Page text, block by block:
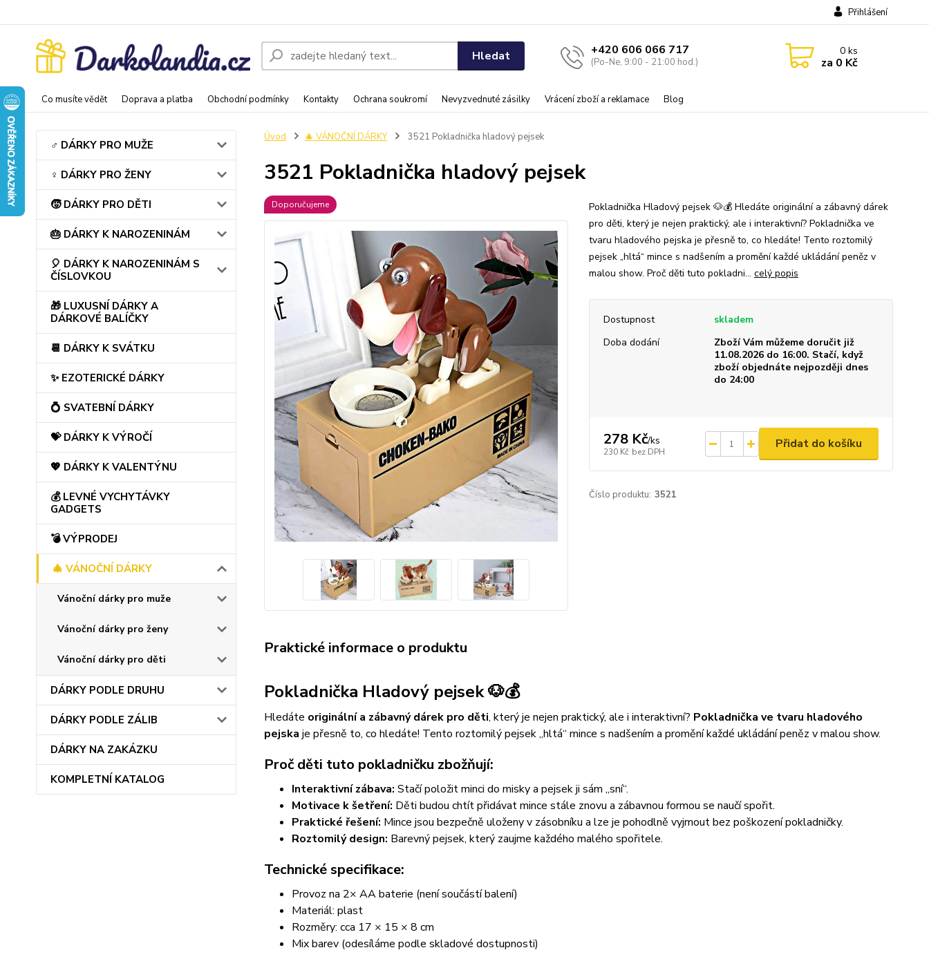
Co musíte vědět Doprava a platba Obchodní podmínky Kontakty Ochrana soukromí Nevyzvednuté zásilky Vrácení zboží a reklamace Blog
Přihlášení
Hledat +420 606 066 717
(Po-Ne, 9:00 - 21:00 hod.)
0ks
za 0 Kč
♂️ DÁRKY PRO MUŽE
♀️ DÁRKY PRO ŽENY
🧒 DÁRKY PRO DĚTI
🎂 DÁRKY K NAROZENINÁM
🎈 DÁRKY K NAROZENINÁM S
ČÍSLOVKOU
🎁 LUXUSNÍ DÁRKY A
DÁRKOVÉ BALÍČKY
📆 DÁRKY K SVÁTKU
✨ EZOTERICKÉ DÁRKY
💍 SVATEBNÍ DÁRKY
💝 DÁRKY K VÝROČÍ
💖 DÁRKY K VALENTÝNU
💰 LEVNÉ VYCHYTÁVKY
GADGETS
💣 VÝPRODEJ
🎄 VÁNOČNÍ DÁRKY
Vánoční dárky pro muže
Vánoční dárky pro ženy
Vánoční dárky pro děti
DÁRKY PODLE DRUHU
DÁRKY PODLE ZÁLIB
DÁRKY NA ZAKÁZKU
KOMPLETNÍ KATALOG
Úvod 🎄 VÁNOČNÍ DÁRKY 3521 Pokladnička hladový pejsek
3521 Pokladnička hladový pejsek
Doporučujeme
Pokladnička Hladový pejsek 🐶💰 Hledáte originální a zábavný dárek
pro děti, který je nejen praktický, ale i interaktivní? Pokladnička ve
tvaru hladového pejska je přesně to, co hledáte! Tento roztomilý
pejsek „hltá“ mince s nadšením a promění každé ukládání peněz v
malou show. Proč děti tuto pokladni... celý popis
Dostupnost
skladem
Doba dodání
Zboží Vám můžeme doručit již
11.08.2026 do 16:00. Stačí, když
zboží objednáte nejpozději dnes
do 24:00
278 Kč/ks
230 Kč bez DPH
Přidat do košíku
Číslo produktu: 3521
Praktické informace o produktu
Pokladnička Hladový pejsek 🐶💰
Hledáte originální a zábavný dárek pro děti, který je nejen praktický, ale i interaktivní? Pokladnička ve tvaru hladového
pejska je přesně to, co hledáte! Tento roztomilý pejsek „hltá“ mince s nadšením a promění každé ukládání peněz v malou show.
Proč děti tuto pokladničku zbožňují:
Interaktivní zábava: Stačí položit minci do misky a pejsek ji sám „sní“.
Motivace k šetření: Děti budou chtít přidávat mince stále znovu a zábavnou formou se naučí spořit.
Praktické řešení: Mince jsou bezpečně uloženy v zásobníku a lze je pohodlně vyjmout bez poškození pokladničky.
Roztomilý design: Barevný pejsek, který zaujme každého malého spořitele.
Technické specifikace:
Provoz na 2× AA baterie (není součástí balení)
Materiál: plast
Rozměry: cca 17 × 15 × 8 cm
Mix barev (odesíláme podle skladové dostupnosti)